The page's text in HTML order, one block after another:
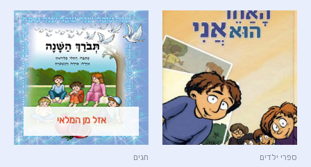
ספרי ילדים
אזל מן המלאי
חגים